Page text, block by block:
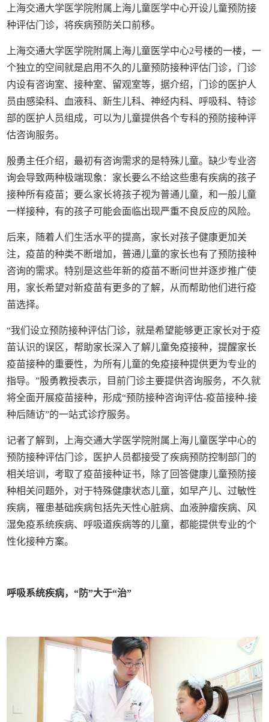
上海交通大学医学院附属上海儿童医学中心开设儿童预防接
种评估门诊，将疾病预防关口前移。
上海交通大学医学院附属上海儿童医学中心2号楼的一楼，一
个独立的空间就是启用不久的儿童预防接种评估门诊，门诊
内设有咨询室、接种室、留观室等，据介绍，门诊的医护人
员由感染科、血液科、新生儿科、神经内科、呼吸科、特诊
部的医护人员组成，可以为儿童提供各个专科的预防接种评
估咨询服务。
殷勇主任介绍，最初有咨询需求的是特殊儿童。缺少专业咨
询会导致两种极端现象：家长要么不给这些患有疾病的孩子
接种所有疫苗；要么家长将孩子视为普通儿童，和一般儿童
一样接种，有的孩子可能会面临出现严重不良反应的风险。
后来，随着人们生活水平的提高，家长对孩子健康更加关
注，疫苗的种类不断增加，普通儿童的家长也有了预防接种
咨询的需求。特别是这些年新的疫苗不断问世并逐步推广使
用，家长希望对新疫苗有更多的了解，从而帮助他们进行疫
苗选择。
“我们设立预防接种评估门诊，就是希望能够更正家长对于疫
苗认识的误区，帮助家长深入了解儿童免疫接种，提醒家长
疫苗接种的重要性，为所有儿童的免疫接种提供更为专业的
指导。”殷勇教授表示，目前门诊主要提供咨询服务，不久就
将全面开展疫苗接种，形成“预防接种咨询评估-疫苗接种-接
种后随访”的一站式诊疗服务。
记者了解到，上海交通大学医学院附属上海儿童医学中心的
预防接种评估门诊，医护人员都接受了疾病预防控制部门的
相关培训，考取了疫苗接种证书，除了回答健康儿童预防接
种相关问题外，对于特殊健康状态儿童，如早产儿、过敏性
疾病，罹患基础疾病包括先天性心脏病、血液肿瘤疾病、风
湿免疫系统疾病、呼吸道疾病等的儿童，都能提供专业的个
性化接种方案。
呼吸系统疾病，“防”大于“治”